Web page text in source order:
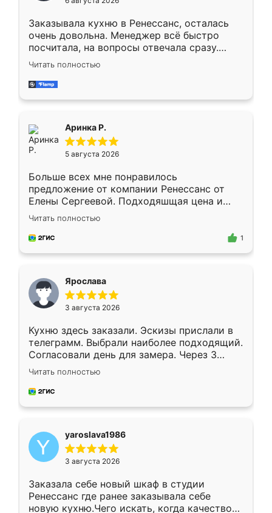
мебели буду заказывать только здесь.
Заказывала кухню в Ренессанс, осталась
очень довольна. Менеджер всё быстро
посчитала, на вопросы отвечала сразу.
Замерщик приехал в субботу, подошёл к
делу со всей ответственностью. Собрали
за день, ребята работали аккуратно, даже
Читать полностью
Аринка Р.
5 августа 2026
Больше всех мне понравилось
предложение от компании Ренессанс от
Елены Сергеевой. Подходяшщая цена и
короткие сроки изготовления. Приехавший
для замера сотрудник Владислав
предложил по моему эскизу самый
Читать полностью
1
Ярослава
3 августа 2026
Кухню здесь заказали. Эскизы прислали в
телеграмм. Выбрали наиболее подходящий.
Согласовали день для замера. Через 3
недели кухня была уже готова. Остались
довольны работой. Спасибо Ренессанс
мебель за качественную работу!
Читать полностью
yaroslava1986
3 августа 2026
Заказала себе новый шкаф в студии
Ренессанс где ранее заказывала себе
новую кухню.Чего искать, когда качеством